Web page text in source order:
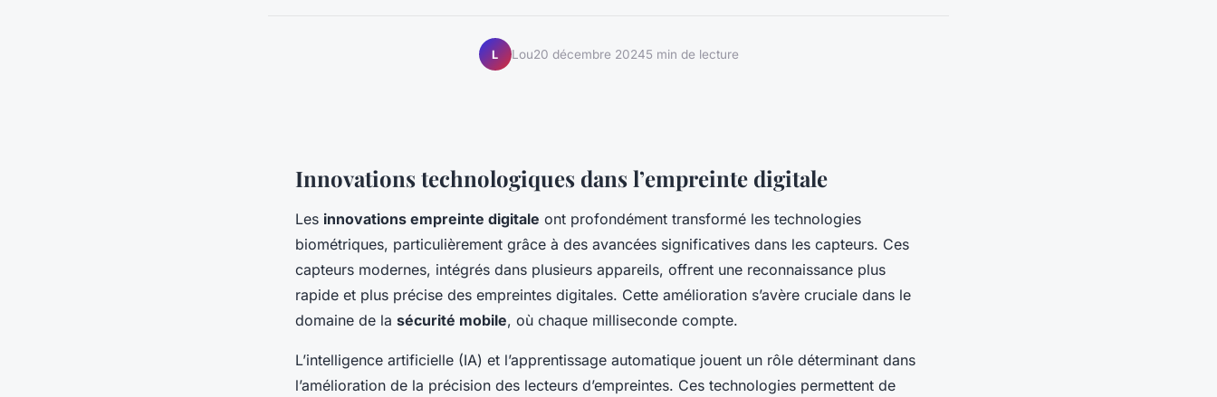
L Lou20 décembre 20245 min de lecture
Innovations technologiques dans l’empreinte digitale
Les innovations empreinte digitale ont profondément transformé les technologies
biométriques, particulièrement grâce à des avancées significatives dans les capteurs. Ces
capteurs modernes, intégrés dans plusieurs appareils, offrent une reconnaissance plus
rapide et plus précise des empreintes digitales. Cette amélioration s’avère cruciale dans le
domaine de la sécurité mobile, où chaque milliseconde compte.
L’intelligence artificielle (IA) et l’apprentissage automatique jouent un rôle déterminant dans
l’amélioration de la précision des lecteurs d’empreintes. Ces technologies permettent de